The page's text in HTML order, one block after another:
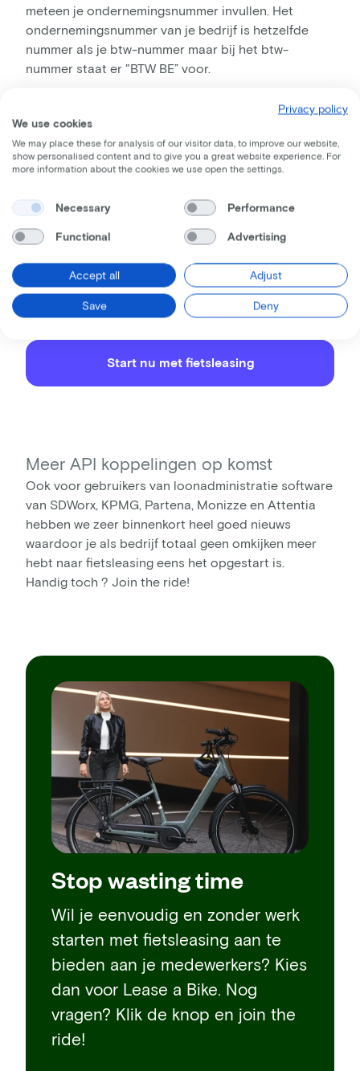
meteen je ondernemingsnummer invullen. Het
ondernemingsnummer van je bedrijf is hetzelfde
nummer als je btw-nummer maar bij het btw-
nummer staat er "BTW BE” voor.
Van zodra je je ondernemingsnummer hebt
doorgegeven, halen wij alle gegevens op bij de KBO
zoals adres en tekenbevoegden. Dat moet je dan
niet meer invullen of opzoeken.
Ready to (p)lease
Eens de admin afgehandeld is, kan je je
medewerkers de beste fietsleasing aanbieden en
hen zeker en vast een groot plezier doen.
Start nu met fietsleasing
Meer API koppelingen op komst
Ook voor gebruikers van loonadministratie software
van SDWorx, KPMG, Partena, Monizze en Attentia
hebben we zeer binnenkort heel goed nieuws
waardoor je als bedrijf totaal geen omkijken meer
hebt naar fietsleasing eens het opgestart is.
Handig toch ? Join the ride!
Stop wasting time
Wil je eenvoudig en zonder werk
starten met fietsleasing aan te
bieden aan je medewerkers? Kies
dan voor Lease a Bike. Nog
vragen? Klik de knop en join the
ride!
Privacy policy
We use cookies
We may place these for analysis of our visitor data, to improve our website,
show personalised content and to give you a great website experience. For
more information about the cookies we use open the settings.
Necessary Performance
Functional Advertising
Accept all Adjust
Save Deny